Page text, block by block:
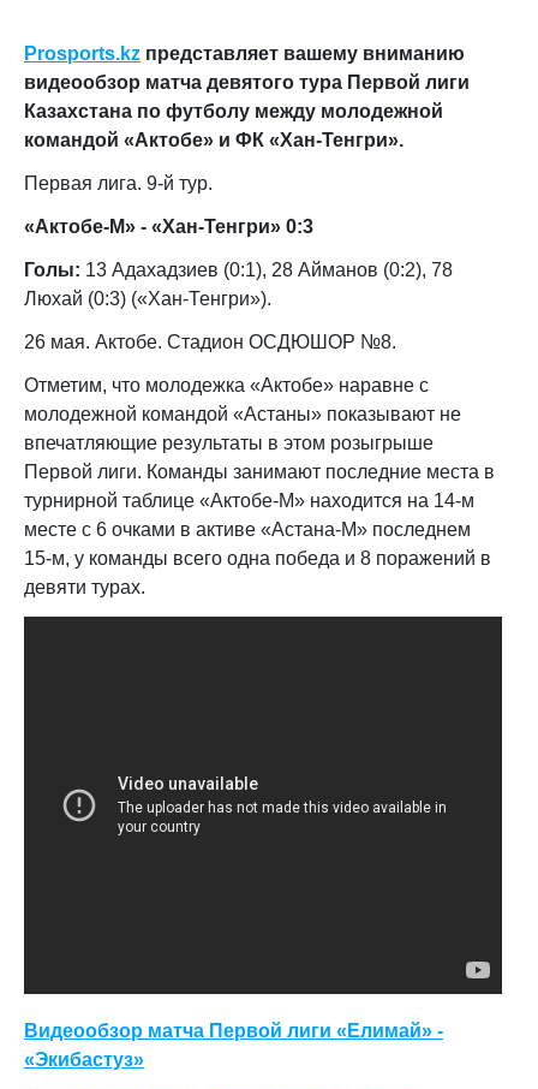
Prosports.kz представляет вашему вниманию
видеообзор матча девятого тура Первой лиги
Казахстана по футболу между молодежной
командой «Актобе» и ФК «Хан-Тенгри».
Первая лига. 9-й тур.
«Актобе-М» - «Хан-Тенгри» 0:3
Голы: 13 Адахадзиев (0:1), 28 Айманов (0:2), 78
Люхай (0:3) («Хан-Тенгри»).
26 мая. Актобе. Стадион ОСДЮШОР №8.
Отметим, что молодежка «Актобе» наравне с
молодежной командой «Астаны» показывают не
впечатляющие результаты в этом розыгрыше
Первой лиги. Команды занимают последние места в
турнирной таблице «Актобе-М» находится на 14-м
месте с 6 очками в активе «Астана-М» последнем
15-м, у команды всего одна победа и 8 поражений в
девяти турах.
Видеообзор матча Первой лиги «Елимай» -
«Экибастуз»